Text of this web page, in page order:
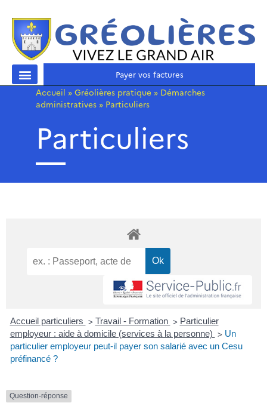
Payer vos factures
Accueil » Gréolières pratique » Démarches
administratives » Particuliers
Particuliers
Accueil particuliers > Travail - Formation > Particulier
employeur : aide à domicile (services à la personne) > Un
particulier employeur peut-il payer son salarié avec un Cesu
préfinancé ?
Question-réponse